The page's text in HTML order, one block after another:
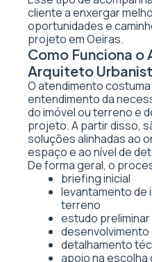
cliente a enxergar
oportunidades e
projeto em Oeiras.
Como Funciona o
Arquiteto
O atendimento
entendimento da
do imóvel ou terreno e
projeto. A partir disso,
soluções alinhadas ao
espaço e ao nível de
De forma geral, o
briefing inicial
levantamento de
terreno
estudo preliminar
detalhamento
apoio na escolha